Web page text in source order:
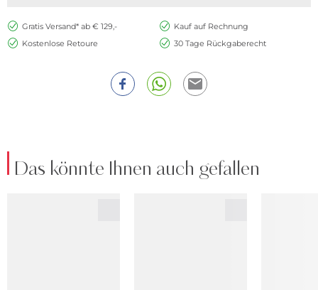
Gratis Versand* ab € 129,-
Kauf auf Rechnung
Kostenlose Retoure
30 Tage Rückgaberecht
Das könnte Ihnen auch gefallen